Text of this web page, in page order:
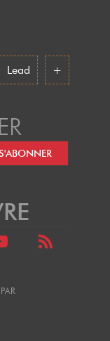
Lead +